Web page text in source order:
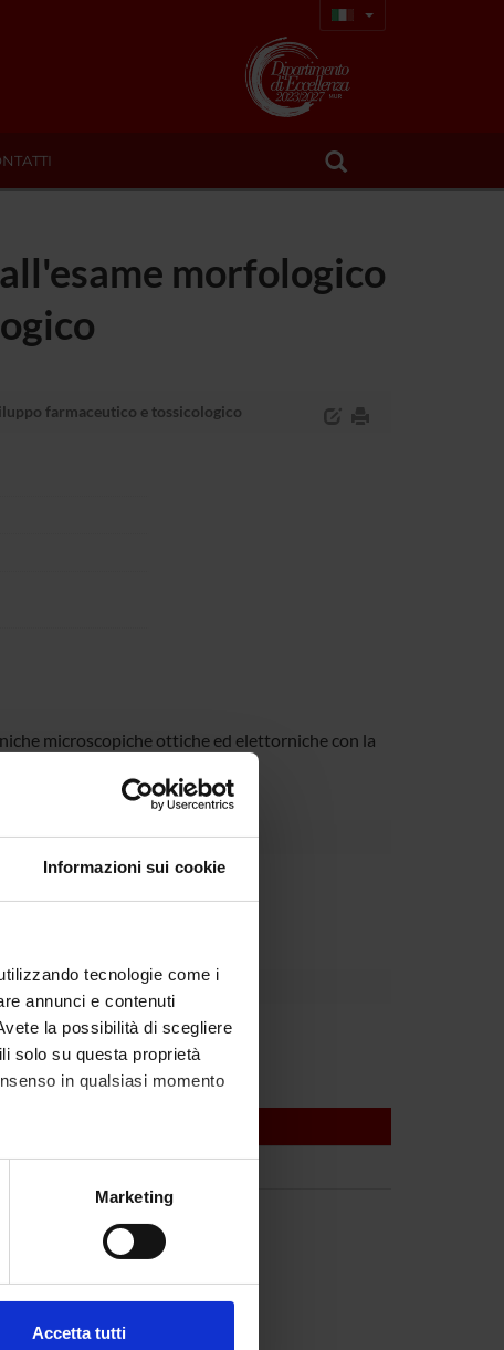
Informazioni sui cookie
tecnologie come i
annunci e contenuti
la possibilità di scegliere
solo su questa proprietà
in qualsiasi momento
metro,Marketing
Accetta tutti
morfologico
farmaceutico e tossicologico
microscopiche ottiche ed elettorniche con la